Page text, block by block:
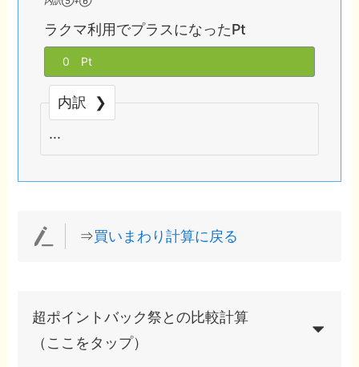
ラクマ利用でプラスになったPt
内訳
⇒買いまわり計算に戻る
超ポイントバック祭との比較計算
（ここをタップ）